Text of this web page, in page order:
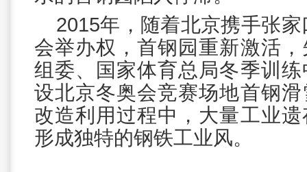
2015年，随着北京携手张
会举办权，首钢园重新激活
组委、国家体育总局冬季训
设北京冬奥会竞赛场地首钢
改造利用过程中，大量工业
形成独特的钢铁工业风。